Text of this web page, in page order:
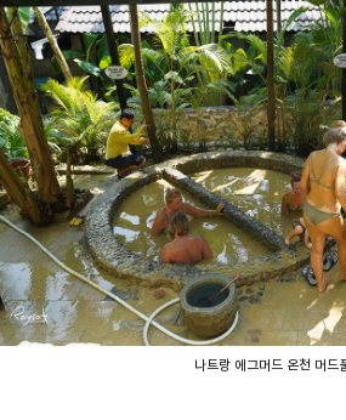
나트랑 에그머드 온천 머드